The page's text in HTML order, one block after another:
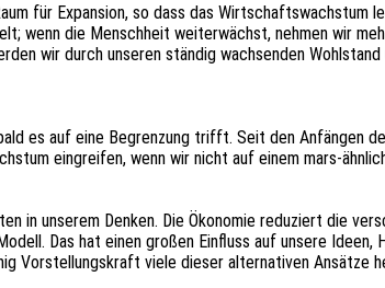
für Expan­si­on, so dass das
wenn die Mensch­heit weiter­wächst, nehmen wir
wir durch unse­ren stän­dig wach­sen­den
es auf eine Begren­zung trifft. Seit den Anfän­gen
eingrei­fen, wenn wir nicht auf einem mars-
in unse­rem Denken. Die Ökono­mie redu­ziert die
Das hat einen großen Einfluss auf unsere
Vorstel­lungs­kraft viele dieser alter­na­ti­ven Ansät­ze